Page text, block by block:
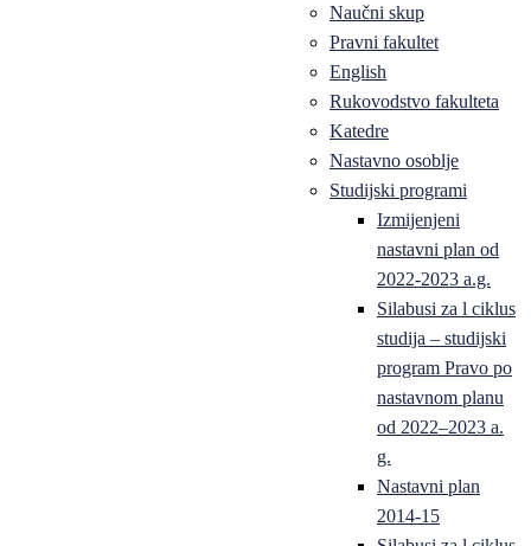
Naučni skup
Pravni fakultet
English
Rukovodstvo fakulteta
Katedre
Nastavno osoblje
Studijski programi
Izmijenjeni
nastavni plan od
2022-2023 a.g.
Silabusi za l ciklus
studija – studijski
program Pravo po
nastavnom planu
od 2022–2023 a.
g.
Nastavni plan
2014-15